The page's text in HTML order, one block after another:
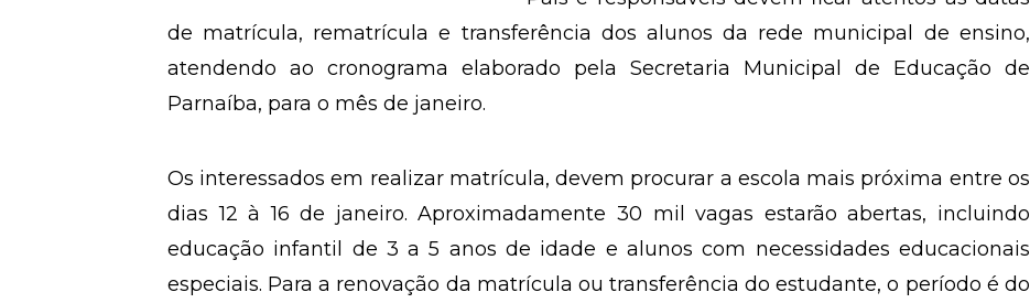
de matrícula, rematrícula e transferência dos alunos da rede municipal de ensino,
atendendo ao cronograma elaborado pela Secretaria Municipal de Educação de
Parnaíba, para o mês de janeiro.
Os interessados em realizar matrícula, devem procurar a escola mais próxima entre os
dias 12 à 16 de janeiro. Aproximadamente 30 mil vagas estarão abertas, incluindo
educação infantil de 3 a 5 anos de idade e alunos com necessidades educacionais
especiais. Para a renovação da matrícula ou transferência do estudante, o período é do